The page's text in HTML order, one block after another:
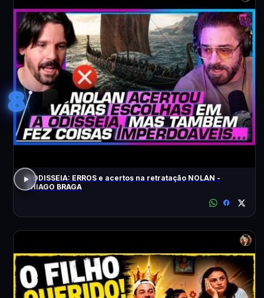
8
A ODISSEIA: ERROS e acertos na retratação NOLAN -
THIAGO BRAGA